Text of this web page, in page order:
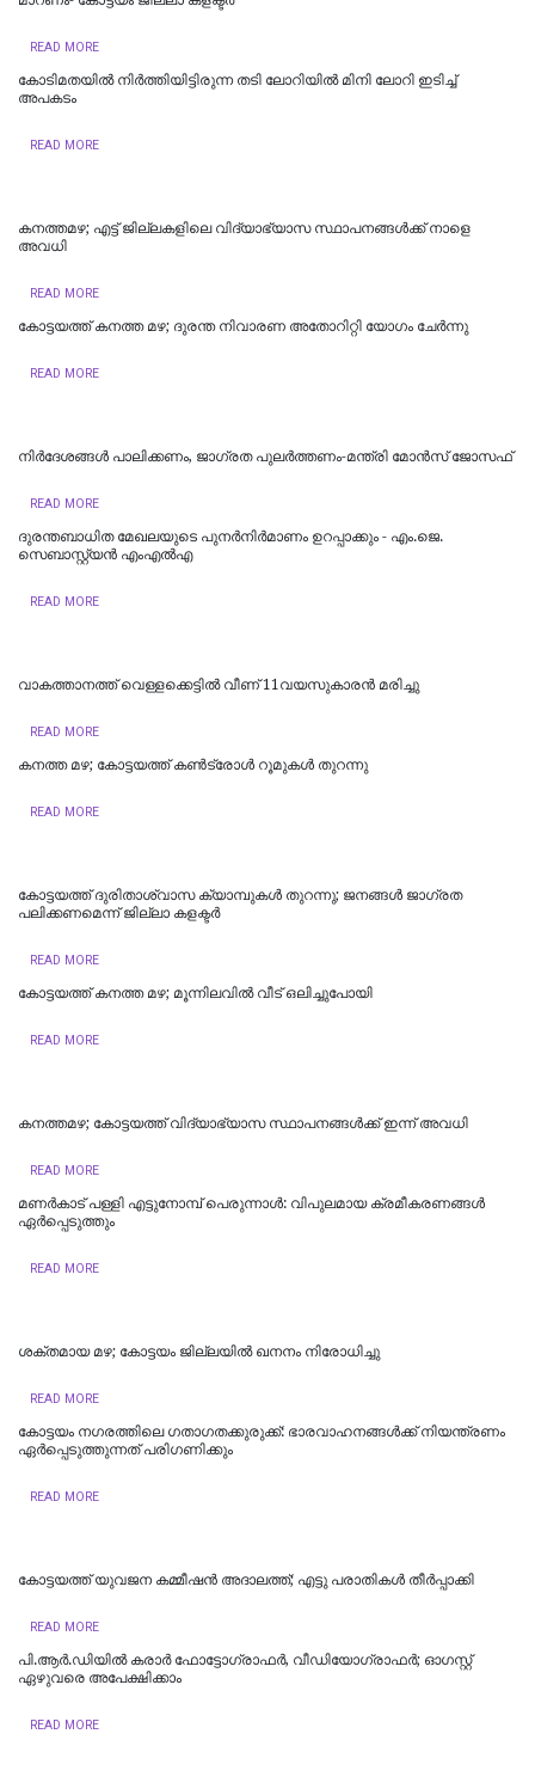
READ MORE
കോടിമതയിൽ നിർത്തിയിട്ടിരുന്ന തടി ലോറിയിൽ മിനി ലോറി ഇടിച്ച്
അപകടം
READ MORE
കനത്തമഴ; എട്ട് ജില്ലകളിലെ വിദ്യാഭ്യാസ സ്ഥാപനങ്ങൾക്ക് നാളെ
അവധി
READ MORE
കോട്ടയത്ത് കനത്ത മഴ; ദുരന്ത നിവാരണ അതോറിറ്റി യോഗം ചേർന്നു
READ MORE
നിർദേശങ്ങൾ പാലിക്കണം, ജാഗ്രത പുലർത്തണം-മന്ത്രി മോൻസ് ജോസഫ്
READ MORE
ദുരന്തബാധിത മേഖലയുടെ പുനർനിർമാണം ഉറപ്പാക്കും - എം.ജെ.
സെബാസ്റ്റ്യൻ എംഎൽഎ
READ MORE
വാകത്താനത്ത് വെള്ളക്കെട്ടില്‍ വീണ് 11വയസുകാരന്‍ മരിച്ചു
READ MORE
കനത്ത മഴ; കോട്ടയത്ത് കണ്‍ട്രോള്‍ റൂമുകള്‍ തുറന്നു
READ MORE
കോട്ടയത്ത് ദുരിതാശ്വാസ ക്യാമ്പുകള്‍ തുറന്നു; ജനങ്ങള്‍ ജാഗ്രത
പലിക്കണമെന്ന് ജില്ലാ കളക്ടര്‍
READ MORE
കോട്ടയത്ത് കനത്ത മഴ; മൂന്നിലവിൽ വീട് ഒലിച്ചുപോയി
READ MORE
കനത്തമഴ; കോട്ടയത്ത് വിദ്യാഭ്യാസ സ്ഥാപനങ്ങള്‍ക്ക് ഇന്ന് അവധി
READ MORE
മണർകാട് പള്ളി എട്ടുനോമ്പ് പെരുന്നാൾ: വിപുലമായ ക്രമീകരണങ്ങൾ
ഏർപ്പെടുത്തും
READ MORE
ശക്തമായ മഴ; കോട്ടയം ജില്ലയില്‍ ഖനനം നിരോധിച്ചു
READ MORE
കോട്ടയം നഗരത്തിലെ ഗതാഗതക്കുരുക്ക്: ഭാരവാഹനങ്ങൾക്ക് നിയന്ത്രണം
ഏർപ്പെടുത്തുന്നത് പരിഗണിക്കും
READ MORE
കോട്ടയത്ത് യുവജന കമ്മീഷൻ അദാലത്ത്; എട്ടു പരാതികൾ തീർപ്പാക്കി
READ MORE
പി.ആർ.ഡിയിൽ കരാർ ഫോട്ടോഗ്രാഫർ, വീഡിയോഗ്രാഫർ; ഓഗസ്റ്റ്
ഏഴുവരെ അപേക്ഷിക്കാം
READ MORE